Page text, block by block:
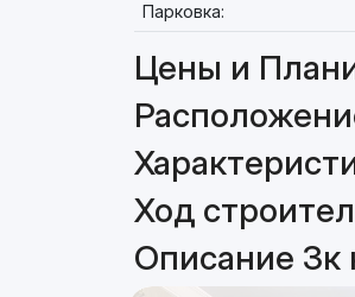
Парковка:
Цены и
Ход
Описание 3к